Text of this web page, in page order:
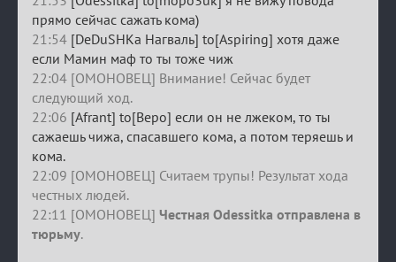
прямо сейчас сажать кома)
21:54 [DeDuSHKa Нагваль] to[Aspiring] хотя даже
если Мамин маф то ты тоже чиж
22:04 [ОМОНОВЕЦ] Внимание! Сейчас будет
следующий ход.
22:06 [Afrant] to[Веро] если он не лжеком, то ты
сажаешь чижа, спасавшего кома, а потом теряешь и
кома.
22:09 [ОМОНОВЕЦ] Считаем трупы! Результат хода
честных людей.
22:11 [ОМОНОВЕЦ] Честная Odessitka отправлена в
тюрьму.